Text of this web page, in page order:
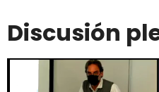
Discusión